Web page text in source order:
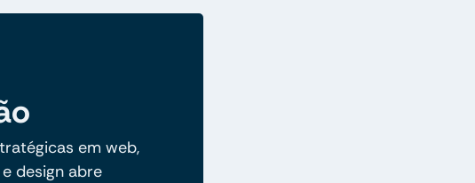
em web,
design abre